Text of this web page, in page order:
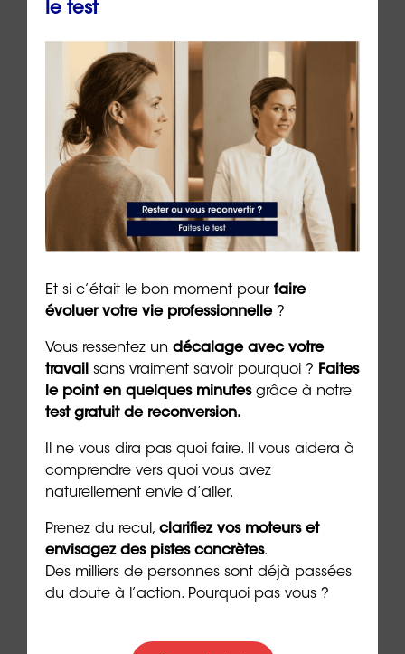
*Plus il y a de symboles et plus cette caractéristique est élevée.
Se reconvertir en
Carreleur
La reconversion vers le métier de carreleur est tout
à fait possible pour ceux attirés par le secteur de la
construction et disposant d’une bonne condition
physique.
Unbilan de compétences, proposé par des
structures comme Orientaction, peut aider à
évaluer les compétences transférables et à
identifier les formations nécessaires pour une
transition réussie.
Orientaction
et sans engagement pour conseiller et
accompagner les personnes dans leur
reconversion vers ce métier manuel et créatif.
Le métier de carreleur combine compétences
techniques, précision et créativité, offrant une
carrière gratifiante pour ceux qui apprécient de
travailler de leurs mains et de voir l’impact direct de
le test
Et si c’était le bon moment pour faire
évoluer votre vie professionnelle?
Vous ressentez un décalage avec votre
travail sans vraiment savoir pourquoi ? Faites
le point en quelques minutesgrâce à notre
test gratuit de reconversion.
Il ne vous dira pas quoi faire. Il vous aidera à
comprendre vers quoi vous avez
naturellement envie d’aller.
Prenez du recul, clarifiez vos moteurs et
envisagez des pistes concrètes.
Des milliers de personnes sont déjà passées
du doute à l’action. Pourquoi pas vous ?